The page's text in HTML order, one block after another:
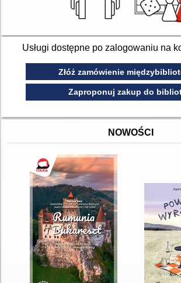
Usługi dostępne po zalogowaniu na
Złóż zamówienie
Zaproponuj zakup do
NOWOŚCI